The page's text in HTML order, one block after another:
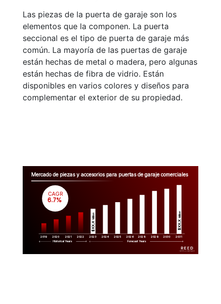
Las piezas de la puerta de garaje son los
elementos que la componen. La puerta
seccional es el tipo de puerta de garaje más
común. La mayoría de las puertas de garaje
están hechas de metal o madera, pero algunas
están hechas de fibra de vidrio. Están
disponibles en varios colores y diseños para
complementar el exterior de su propiedad.
Mercado de piezas y accesorios para puertas de garaje comerciales
2019 2020 2021 2022 2023 2024 2025 2026 2028 2029 2030 2031
$XX.X
Million
$XX.X
Million
CAGR
6.7%
Historical Years Forecast Years